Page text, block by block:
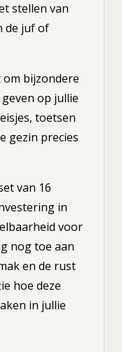
stellen van
de juf of
om bijzondere
op jullie
toetsen
gezin precies
van 16
in
voor
nog toe aan
en de rust
hoe deze
in jullie